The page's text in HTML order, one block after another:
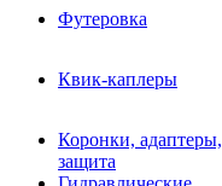
Футеровка
Квик-каплеры
Коронки, адаптеры,
защита